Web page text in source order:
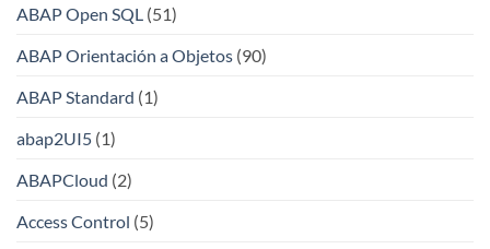
ABAP Open SQL (51)
ABAP Orientación a Objetos (90)
ABAP Standard (1)
abap2UI5 (1)
ABAPCloud (2)
Access Control (5)